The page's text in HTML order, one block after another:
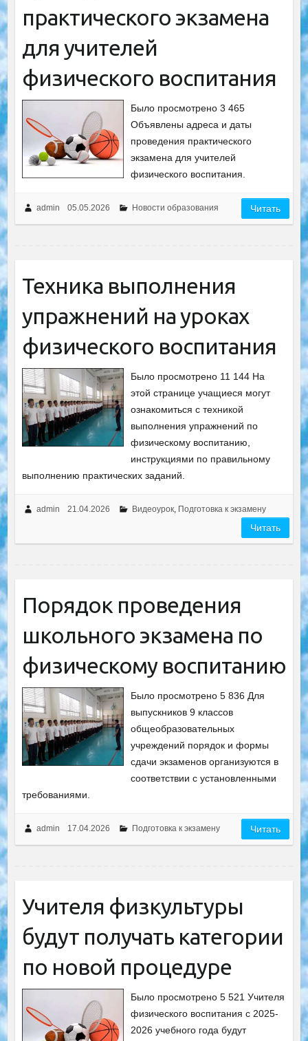
практического экзамена
для учителей
физического воспитания
Было просмотрено 3 465
Объявлены адреса и даты
проведения практического
экзамена для учителей
физического воспитания.
admin 05.05.2026 Новости образования Читать
Техника выполнения
упражнений на уроках
физического воспитания
Было просмотрено 11 144 На
этой странице учащиеся могут
ознакомиться с техникой
выполнения упражнений по
физическому воспитанию,
инструкциями по правильному
выполнению практических заданий.
admin 21.04.2026 Видеоурок, Подготовка к экзамену
Читать
Порядок проведения
школьного экзамена по
физическому воспитанию
Было просмотрено 5 836 Для
выпускников 9 классов
общеобразовательных
учреждений порядок и формы
сдачи экзаменов организуются в
соответствии с установленными
требованиями.
admin 17.04.2026 Подготовка к экзамену Читать
Учителя физкультуры
будут получать категории
по новой процедуре
Было просмотрено 5 521 Учителя
физического воспитания с 2025-
2026 учебного года будут